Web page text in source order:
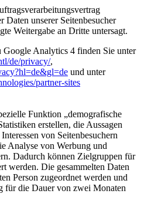
Daten unserer Seitenbesucher
Weitergabe an Dritte untersagt.
Analytics 4 finden Sie unter
/de/privacy/,
?hl=de&gl=de und unter
/partner-sites
Funktion „demografische
erstellen, die Aussagen
von Seitenbesuchern
Analyse von Werbung und
Dadurch können Zielgruppen für
werden. Die gesammelten Daten
Person zugeordnet werden und
für die Dauer von zwei Monaten